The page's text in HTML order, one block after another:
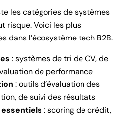
les catégories de systèmes
risque. Voici les plus
dans l’écosystème tech B2B.
: systèmes de tri de CV, de
de performance
: outils d’évaluation des
de suivi des résultats
: scoring de crédit,